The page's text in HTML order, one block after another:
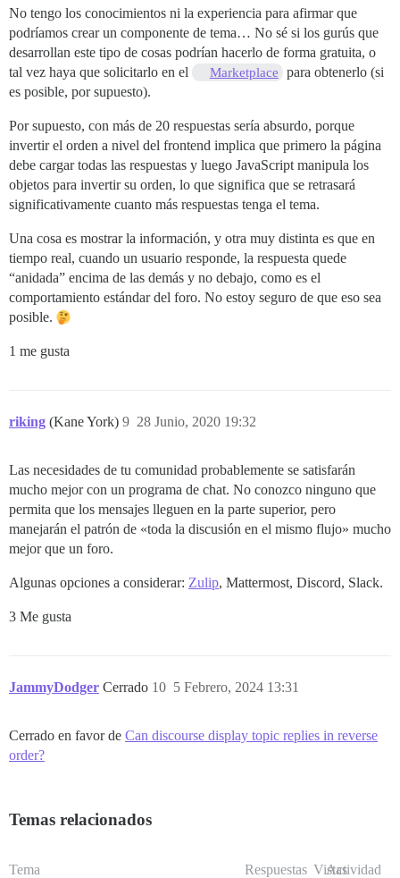
No tengo los conocimientos ni la experiencia para afirmar que
podríamos crear un componente de tema… No sé si los gurús que
desarrollan este tipo de cosas podrían hacerlo de forma gratuita, o
tal vez haya que solicitarlo en el
Marketplace
para obtenerlo (si
es posible, por supuesto).
Por supuesto, con más de 20 respuestas sería absurdo, porque
invertir el orden a nivel del frontend implica que primero la página
debe cargar todas las respuestas y luego JavaScript manipula los
objetos para invertir su orden, lo que significa que se retrasará
significativamente cuanto más respuestas tenga el tema.
Una cosa es mostrar la información, y otra muy distinta es que en
tiempo real, cuando un usuario responde, la respuesta quede
“anidada” encima de las demás y no debajo, como es el
comportamiento estándar del foro. No estoy seguro de que eso sea
posible.
1 me gusta
riking (Kane York) 28 Junio, 2020 19:32
9
Las necesidades de tu comunidad probablemente se satisfarán
mucho mejor con un programa de chat. No conozco ninguno que
permita que los mensajes lleguen en la parte superior, pero
manejarán el patrón de «toda la discusión en el mismo flujo» mucho
mejor que un foro.
Algunas opciones a considerar: Zulip, Mattermost, Discord, Slack.
3 Me gusta
JammyDodger Cerrado 5 Febrero, 2024 13:31
10
Cerrado en favor de Can discourse display topic replies in reverse
order?
Temas relacionados
Tema Respuestas Vistas
Actividad